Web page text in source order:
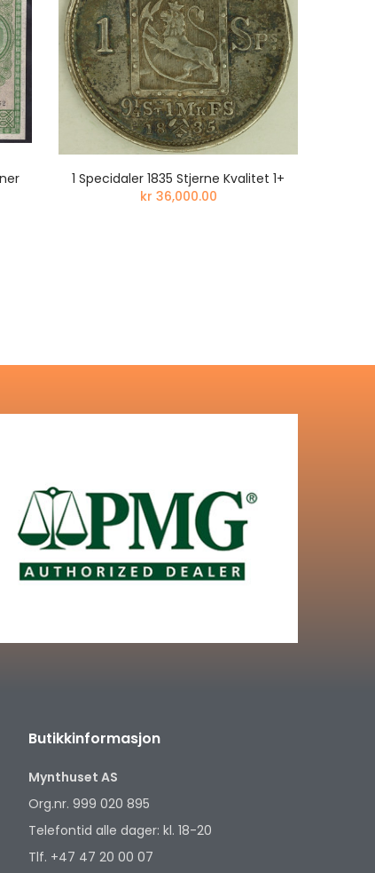
1 Specidaler 1835 Stjerne Kvalitet 1+
kr 36,000.00
Butikkinformasjon
Mynthuset AS
Org.nr. 999 020 895
Telefontid alle dager: kl. 18-20
Tlf. +47 47 20 00 07